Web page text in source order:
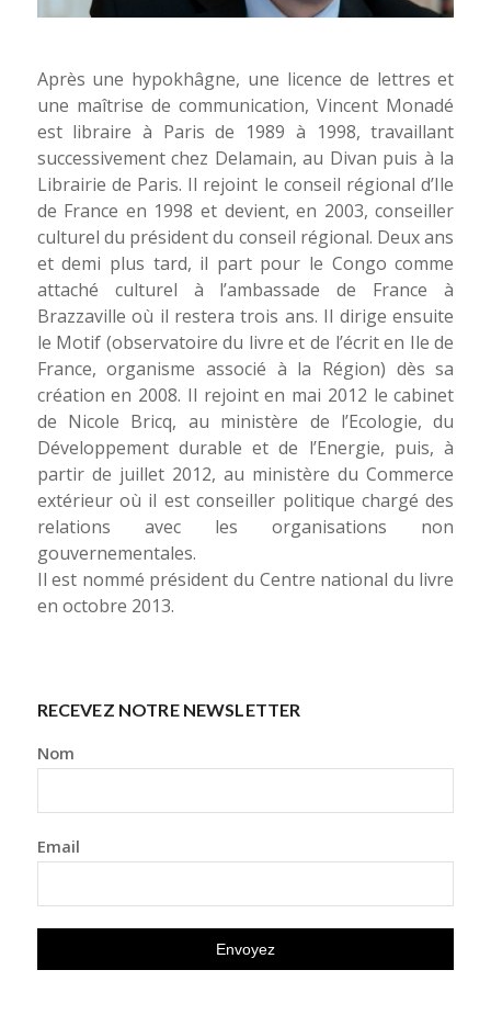
Après une hypokhâgne, une licence de lettres et
une maîtrise de communication, Vincent Monadé
est libraire à Paris de 1989 à 1998, travaillant
successivement chez Delamain, au Divan puis à la
Librairie de Paris. Il rejoint le conseil régional d’Ile
de France en 1998 et devient, en 2003, conseiller
culturel du président du conseil régional. Deux ans
et demi plus tard, il part pour le Congo comme
attaché culturel à l’ambassade de France à
Brazzaville où il restera trois ans. Il dirige ensuite
le Motif (observatoire du livre et de l’écrit en Ile de
France, organisme associé à la Région) dès sa
création en 2008. Il rejoint en mai 2012 le cabinet
de Nicole Bricq, au ministère de l’Ecologie, du
Développement durable et de l’Energie, puis, à
partir de juillet 2012, au ministère du Commerce
extérieur où il est conseiller politique chargé des
relations avec les organisations non
gouvernementales.
Il est nommé président du Centre national du livre
en octobre 2013.
RECEVEZ NOTRE NEWSLETTER
Nom
Email